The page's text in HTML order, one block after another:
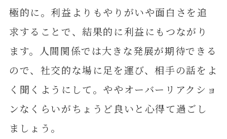
極的に。利益よりもやりがいや面白さを追
求することで、結果的に利益にもつながり
ます。人間関係では大きな発展が期待できる
ので、社交的な場に足を運び、相手の話をよ
く聞くようにして。ややオーバーリアクショ
ンなくらいがちょうど良いと心得て過ごし
ましょう。